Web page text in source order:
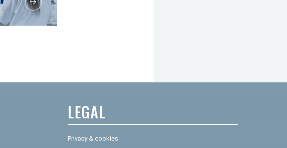
LEGAL
Privacy & cookies